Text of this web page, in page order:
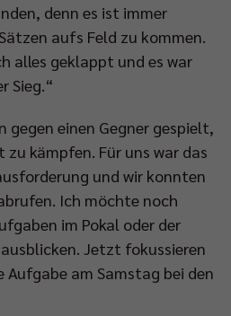
denn es ist immer
aufs Feld zu kommen.
alles geklappt und es war
Sieg.“
gegen einen Gegner gespielt,
kämpfen. Für uns war das
und wir konnten
Ich möchte noch
im Pokal oder der
Jetzt fokussieren
am Samstag bei den